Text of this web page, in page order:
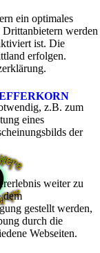
ein optimales
werden
ist. Die
erfolgen.
z.B. zum
eines
der
weiter zu
dem
gestellt werden,
durch die
Webseiten.